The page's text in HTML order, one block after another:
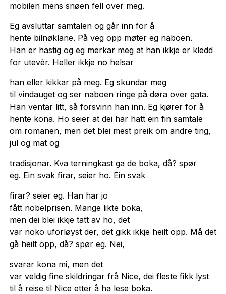
mobilen mens snøen fell over meg.
Eg avsluttar samtalen og går inn for å
hente bilnøklane. På veg opp møter eg naboen.
Han er hastig og eg merkar meg at han ikkje er kledd
for utevêr. Heller ikkje no helsar
han eller kikkar på meg. Eg skundar meg
til vindauget og ser naboen ringe på døra over gata.
Han ventar litt, så forsvinn han inn. Eg kjører for å
hente kona. Ho seier at dei har hatt ein fin samtale
om romanen, men det blei mest preik om andre ting,
jul og mat og
tradisjonar. Kva terningkast ga de boka, då? spør
eg. Ein svak firar, seier ho. Ein svak
firar? seier eg. Han har jo
fått nobelprisen. Mange likte boka,
men dei blei ikkje tatt av ho, det
var noko uforløyst der, det gikk ikkje heilt opp. Må det
gå heilt opp, då? spør eg. Nei,
svarar kona mi, men det
var veldig fine skildringar frå Nice, dei fleste fikk lyst
til å reise til Nice etter å ha lese boka.